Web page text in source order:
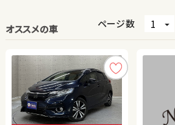
オススメの車 ページ数